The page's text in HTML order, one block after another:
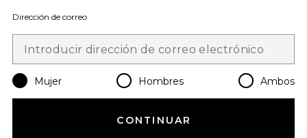
VUELO. HIGH WAIST FANNED
Dirección de correo
Mujer Hombres Ambos
CONTINUAR